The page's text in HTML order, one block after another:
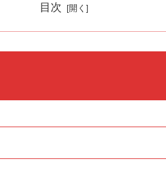
目次